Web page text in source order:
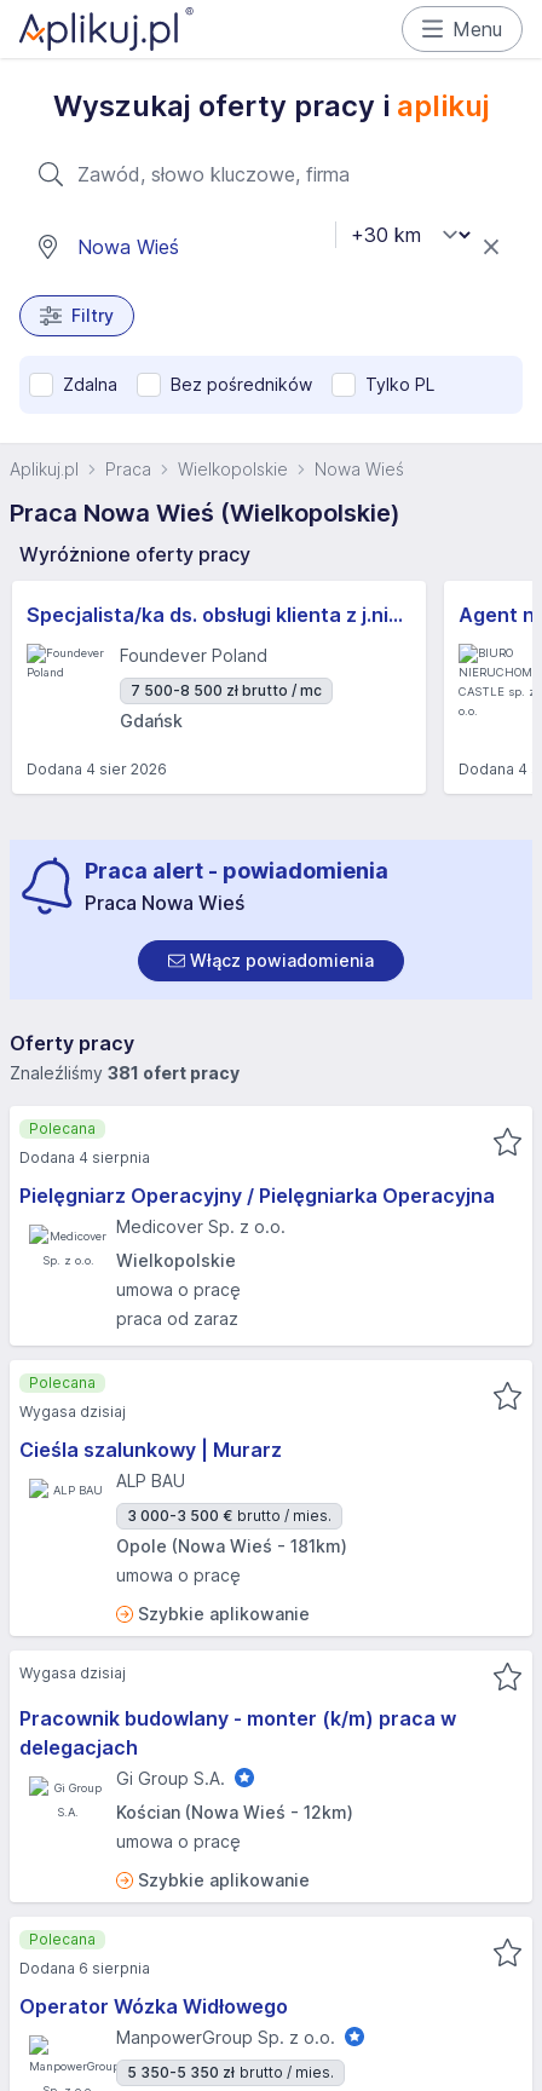
Menu
Wyszukaj oferty pracy i aplikuj
Filtry
Zdalna Bez pośredników Tylko PL
Aplikuj.pl Praca Wielkopolskie Nowa Wieś
Praca Nowa Wieś (Wielkopolskie)
Wyróżnione oferty pracy
Specjalista/ka ds. obsługi klienta z j.niemieckim
Foundever Poland
7 500-8 500 zł brutto / mc
Gdańsk
Dodana 4 sier 2026 Dodana 4
Praca alert - powiadomienia
Praca Nowa Wieś
Włącz powiadomienia
Oferty pracy
Znaleźliśmy 381 ofert pracy
Pielęgniarz Operacyjny / Pielęgniarka Operacyjna
Medicover Sp. z o.o.
Wielkopolskie
umowa o pracę
praca od zaraz
Polecana
Dodana 4 sierpnia
Cieśla szalunkowy | Murarz
ALP BAU
3 000-3 500 € brutto / mies.
Opole (Nowa Wieś - 181km)
umowa o pracę
Szybkie aplikowanie
Polecana
Wygasa dzisiaj
Pracownik budowlany - monter (k/m) praca w
delegacjach
Gi Group S.A.
Kościan (Nowa Wieś - 12km)
umowa o pracę
Szybkie aplikowanie
Wygasa dzisiaj
Operator Wózka Widłowego
ManpowerGroup Sp. z o.o.
5 350-5 350 zł brutto / mies.
Polecana
Dodana 6 sierpnia